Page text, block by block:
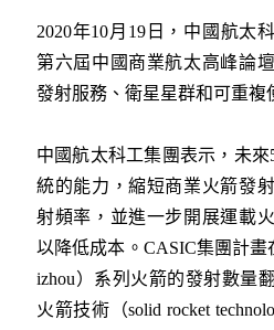
2020年10月19日，中國航太
第六屆中國商業航太高峰論
發射服務、衛星星群和可重複
中國航太科工集團表示，未
統的能力，縮短商業火箭發
射頻率，並進一步開展運載
以降低成本。CASIC集團計畫
izhou）系列火箭的發射數量
火箭技術（solid rocket